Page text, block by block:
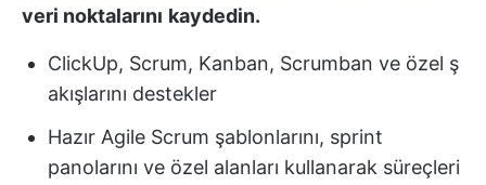
veri noktalarını kaydedin.
ClickUp, Scrum, Kanban, Scrumban ve özel ş
akışlarını destekler
Hazır Agile Scrum şablonlarını, sprint
panolarını ve özel alanları kullanarak süreçleri